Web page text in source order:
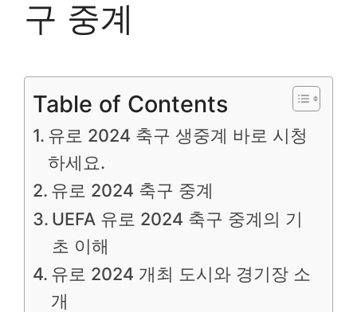
구 중계
Table of Contents
유로 2024 축구 생중계 바로 시청
하세요.
유로 2024 축구 중계
UEFA 유로 2024 축구 중계의 기
초 이해
유로 2024 개최 도시와 경기장 소
개